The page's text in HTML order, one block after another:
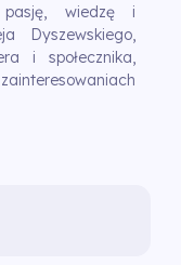
pasję, wiedzę i
Dyszewskiego,
i społecznika,